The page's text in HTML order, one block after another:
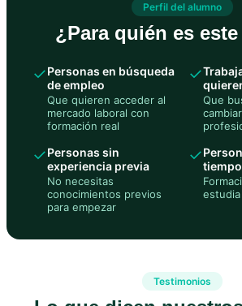
Perfil del alumno
¿Para quién es
✓Personas en búsqueda
de empleo
Que quieren acceder al
mercado laboral con
formación real
✓
Que
✓Personas sin
experiencia previa
No necesitas
conocimientos previos
para empezar
✓
tiempo
Testimonios